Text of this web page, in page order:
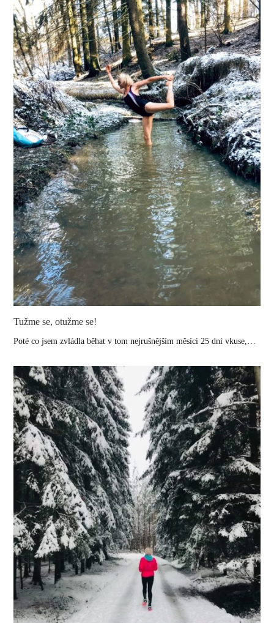
Tužme se, otužme se!
Poté co jsem zvládla běhat v tom nejrušnějším měsíci 25 dní vkuse,…